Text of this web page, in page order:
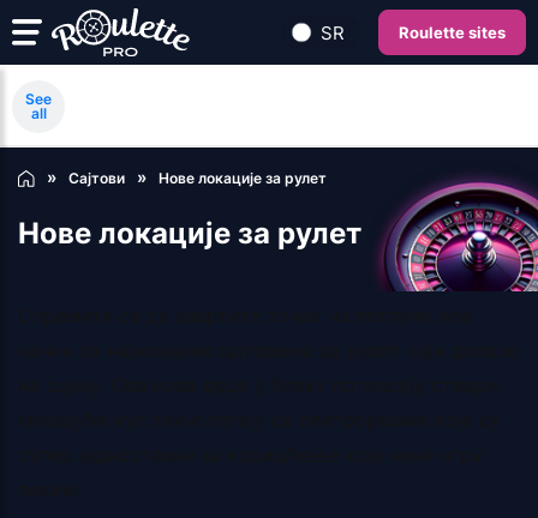
SR Roulette sites
See
all
Сајтови Нове локације за рулет
Нове локације за рулет